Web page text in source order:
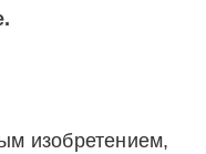
изобретением,